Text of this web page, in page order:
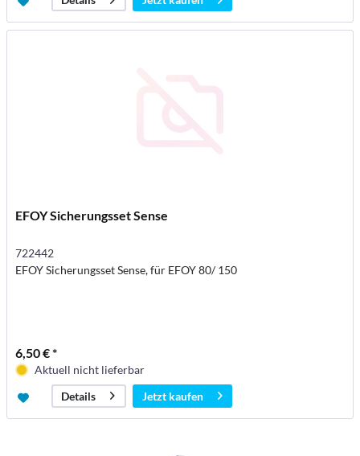
EFOY Sicherungsset Sense
722442
EFOY Sicherungsset Sense, für EFOY 80/ 150
6,50 € *
Aktuell nicht lieferbar
Details
Jetzt kaufen